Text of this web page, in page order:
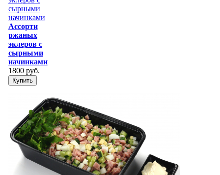
Ассорти
ржаных
эклеров с
сырными
начинками
1800 руб.
Купить